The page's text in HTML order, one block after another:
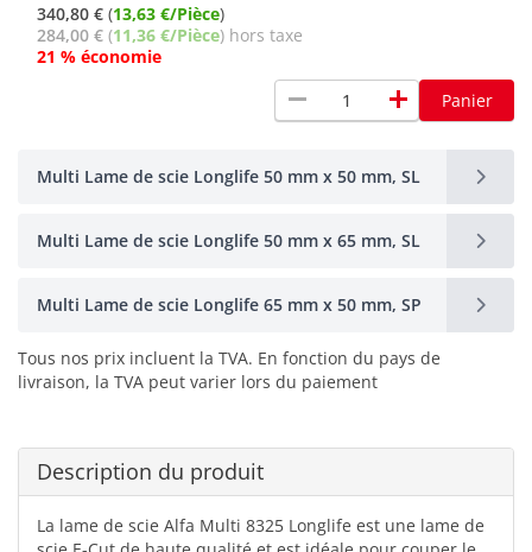
340,80 € (13,63 €/Pièce)
284,00 € (11,36 €/Pièce) hors taxe
21 % économie
remove add Panier
Multi Lame de scie Longlife 50 mm x 50 mm, SL
Multi Lame de scie Longlife 50 mm x 65 mm, SL
Multi Lame de scie Longlife 65 mm x 50 mm, SP
Tous nos prix incluent la TVA. En fonction du pays de
livraison, la TVA peut varier lors du paiement
Description du produit
La lame de scie Alfa Multi 8325 Longlife est une lame de